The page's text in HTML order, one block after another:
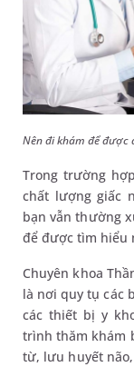
Nên đi khám để được
Trong trường
chất lượng giấc
bạn vẫn thường
để được tìm hiểu
Chuyên khoa
là nơi quy tụ các
các thiết bị y
trình thăm khám
từ, lưu huyết